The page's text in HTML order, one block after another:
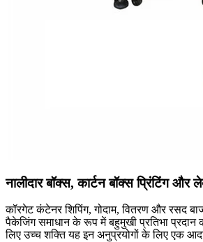
नालीदार बॉक्स, कार्टन बॉक्स प्रिंटिंग और
कॉरगेट कंटेनर शिपिंग, गोदाम, वितरण और रसद
पैकेजिंग समाधान के रूप में बहुमुखी प्रतिभा
लिए उच्च शक्ति यह इन अनुप्रयोगों के लिए एक